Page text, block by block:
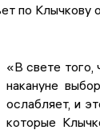
по Клычкову
«В свете того,
накануне
ослабляет, и
которые